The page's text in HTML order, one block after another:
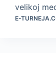
velikoj
E-